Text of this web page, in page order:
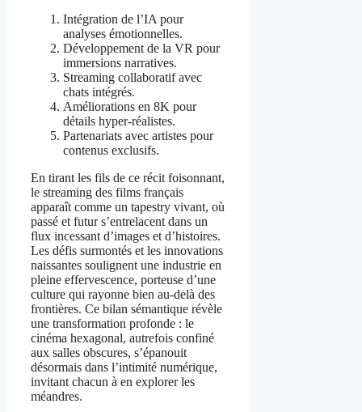
Intégration de l’IA pour
analyses émotionnelles.
Développement de la VR pour
immersions narratives.
Streaming collaboratif avec
chats intégrés.
Améliorations en 8K pour
détails hyper-réalistes.
Partenariats avec artistes pour
contenus exclusifs.
En tirant les fils de ce récit foisonnant,
le streaming des films français
apparaît comme un tapestry vivant, où
passé et futur s’entrelacent dans un
flux incessant d’images et d’histoires.
Les défis surmontés et les innovations
naissantes soulignent une industrie en
pleine effervescence, porteuse d’une
culture qui rayonne bien au-delà des
frontières. Ce bilan sémantique révèle
une transformation profonde : le
cinéma hexagonal, autrefois confiné
aux salles obscures, s’épanouit
désormais dans l’intimité numérique,
invitant chacun à en explorer les
méandres.